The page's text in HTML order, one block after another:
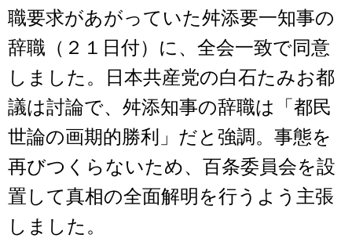
職要求があがっていた舛添要一知事の
辞職（２１日付）に、全会一致で同意
しました。日本共産党の白石たみお都
議は討論で、舛添知事の辞職は「都民
世論の画期的勝利」だと強調。事態を
再びつくらないため、百条委員会を設
置して真相の全面解明を行うよう主張
しました。